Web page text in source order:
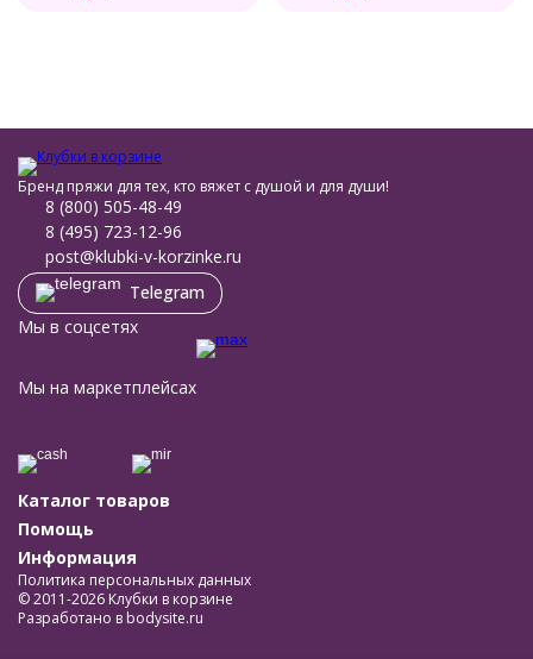
Бренд пряжи для тех, кто вяжет с душой и для души!
8 (800) 505-48-49
8 (495) 723-12-96
post@klubki-v-korzinke.ru
Telegram
Мы в соцсетях
Мы на маркетплейсах
Каталог товаров
Помощь
Информация
Политика персональных данных
© 2011-2026 Клубки в корзине
Разработано в bodysite.ru